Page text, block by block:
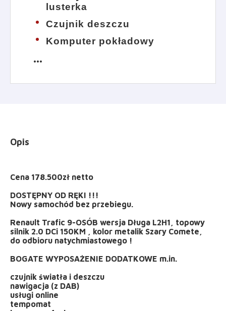
lusterka
Czujnik deszczu
Komputer pokładowy
more_horiz
Opis
Cena 178.500zł netto
DOSTĘPNY OD RĘKI !!!
Nowy samochód bez przebiegu.
Renault Trafic 9-OSÓB wersja Długa L2H1, topowy
silnik 2.0 DCi 150KM , kolor metalik Szary Comete,
do odbioru natychmiastowego !
BOGATE WYPOSAŻENIE DODATKOWE m.in.
czujnik światła i deszczu
nawigacja (z DAB)
usługi online
tempomat